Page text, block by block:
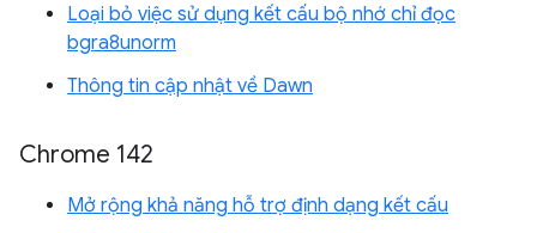
Loại bỏ việc sử dụng kết cấu bộ nhớ chỉ đọc
bgra8unorm
Thông tin cập nhật về Dawn
Chrome 142
Mở rộng khả năng hỗ trợ định dạng kết cấu